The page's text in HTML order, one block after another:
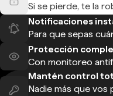
Si se pierde, te la
Notificaciones
Para que sepas
Protección
Con monitoreo
Mantén control
Nadie más que